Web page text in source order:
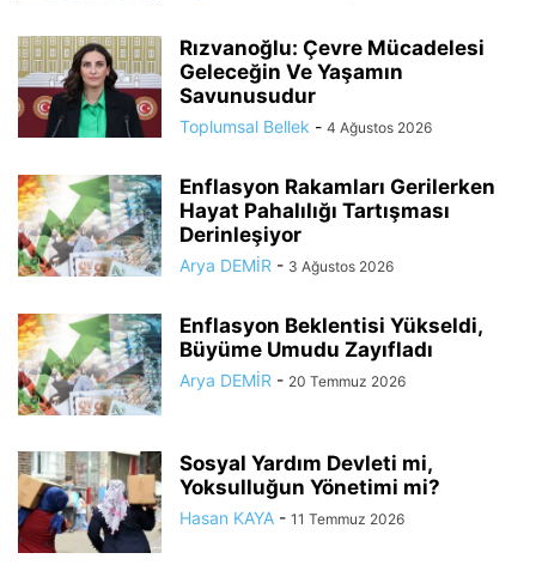
Rızvanoğlu: Çevre Mücadelesi
Geleceğin Ve Yaşamın
Savunusudur
Toplumsal Bellek - 4 Ağustos 2026
Enflasyon Rakamları Gerilerken
Hayat Pahalılığı Tartışması
Derinleşiyor
Arya DEMİR - 3 Ağustos 2026
Enflasyon Beklentisi Yükseldi,
Büyüme Umudu Zayıfladı
Arya DEMİR - 20 Temmuz 2026
Sosyal Yardım Devleti mi,
Yoksulluğun Yönetimi mi?
Hasan KAYA - 11 Temmuz 2026